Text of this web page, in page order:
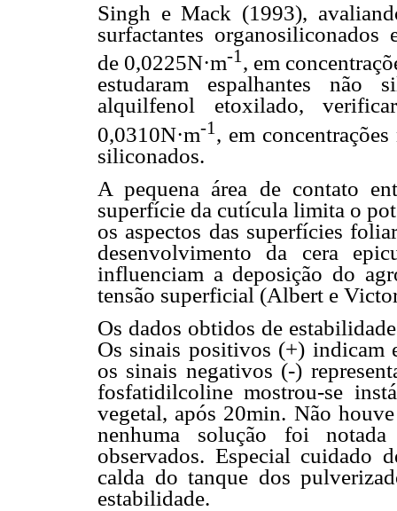
Singh e Mack (1993),
surfactantes organosiliconados
de 0,0225N·m-1 , em
estudaram espalhantes não
alquilfenol etoxilado,
0,0310N·m-1 , em
siliconados.
A pequena área de contato
superfície da cutícula limita o
os aspectos das superfícies
desenvolvimento da cera
influenciam a deposição do
tensão superficial (Albert e
Os dados obtidos de
Os sinais positivos (+) indicam
os sinais negativos (-)
fosfatidilcoline mostrou-se
vegetal, após 20min. Não
nenhuma solução foi
observados. Especial cuidado
calda do tanque dos
estabilidade.